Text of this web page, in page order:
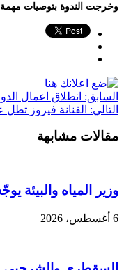
وخرجت الندوة بتوصيات مهمة
السابق: انطلاق اعمال
التالي: الفنانة فيروز
مقالات مشابهة
وزير المياه والبيئة
6 أغسطس، 2026